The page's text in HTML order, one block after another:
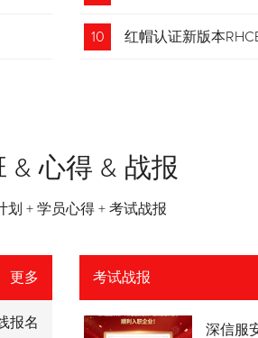
收藏！
10 红帽认证新版本
& 心得 & 战报
划 + 学员心得 + 考试战报
更多
报名
考试战报
深信服